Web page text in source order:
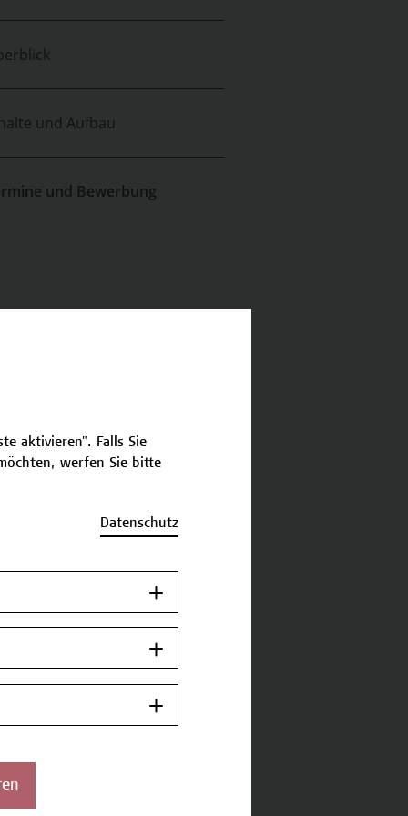
und Aufbau
und Bewerbung
aktivieren". Falls Sie
werfen Sie bitte
Datenschutz